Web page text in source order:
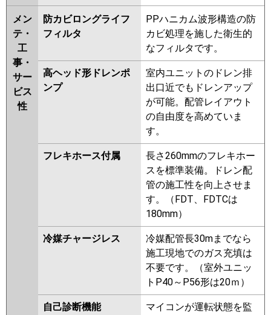
メン
テ・
工
事・
サー
ビス
性
防カビロングライフ
フィルタ
PPハニカム波形構造の防
カビ処理を施した衛生的
なフィルタです。
高ヘッド形ドレンポ
ンプ
室内ユニットのドレン排
出口近でもドレンアップ
が可能。配管レイアウト
の自由度を高めていま
す。
フレキホース付属
長さ260mmのフレキホー
スを標準装備。ドレン配
管の施工性を向上させま
す。（FDT、FDTCは
180mm）
冷媒チャージレス
冷媒配管長30mまでなら
施工現地でのガス充填は
不要です。（室外ユニッ
トP40～P56形は20ｍ）
自己診断機能
マイコンが運転状態を監